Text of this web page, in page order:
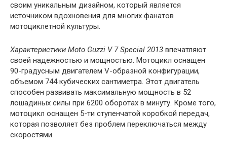
своим уникальным дизайном, который является
источником вдохновения для многих фанатов
мотоциклетной культуры.
Характеристики Moto Guzzi V 7 Special 2013 впечатляют
своей надежностью и мощностью. Мотоцикл оснащен
90-градусным двигателем V-образной конфигурации,
объемом 744 кубических сантиметра. Этот двигатель
способен развивать максимальную мощность в 52
лошадиных силы при 6200 оборотах в минуту. Кроме того,
мотоцикл оснащен 5-ти ступенчатой коробкой передач,
которая позволяет без проблем переключаться между
скоростями.